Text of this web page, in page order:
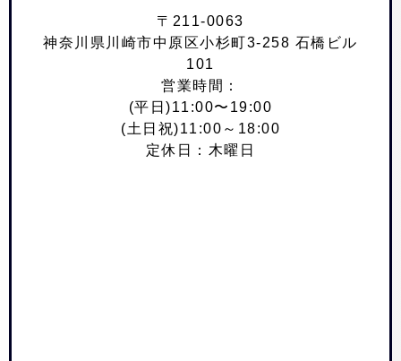
〒211-0063
神奈川県川崎市中原区小杉町3-258 石橋ビル
101
営業時間：
(平日)11:00〜19:00
(土日祝)11:00～18:00
定休日：木曜日